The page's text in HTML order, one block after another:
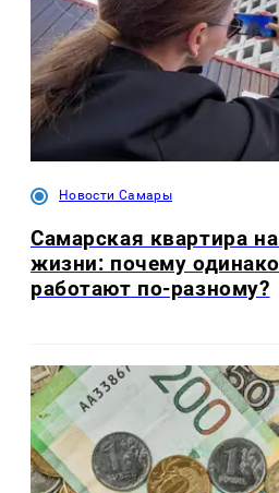
Новости Самары
Самарская квартира
жизни: почему
работают по-разному?